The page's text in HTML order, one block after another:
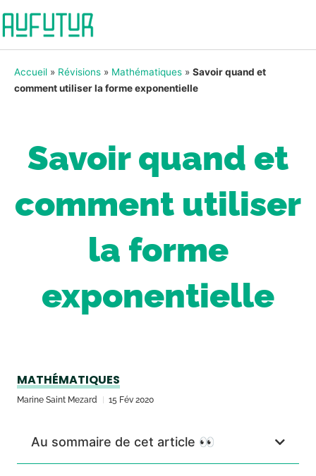
Accueil » Révisions » Mathématiques » Savoir quand et
comment utiliser la forme exponentielle
Savoir quand et
comment utiliser
la forme
exponentielle
MATHÉMATIQUES
Marine Saint Mezard 15 Fév 2020
Au sommaire de cet article 👀